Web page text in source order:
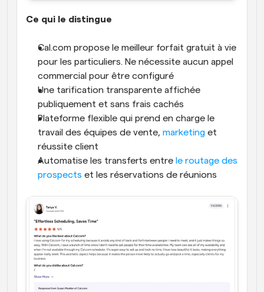
Ce qui le distingue
Cal.com propose le meilleur forfait gratuit à vie
pour les particuliers. Ne nécessite aucun appel
commercial pour être configuré
Une tarification transparente affichée
publiquement et sans frais cachés
Plateforme flexible qui prend en charge le
travail des équipes de vente, marketing et
réussite client
Automatise les transferts entre le routage des
prospects et les réservations de réunions